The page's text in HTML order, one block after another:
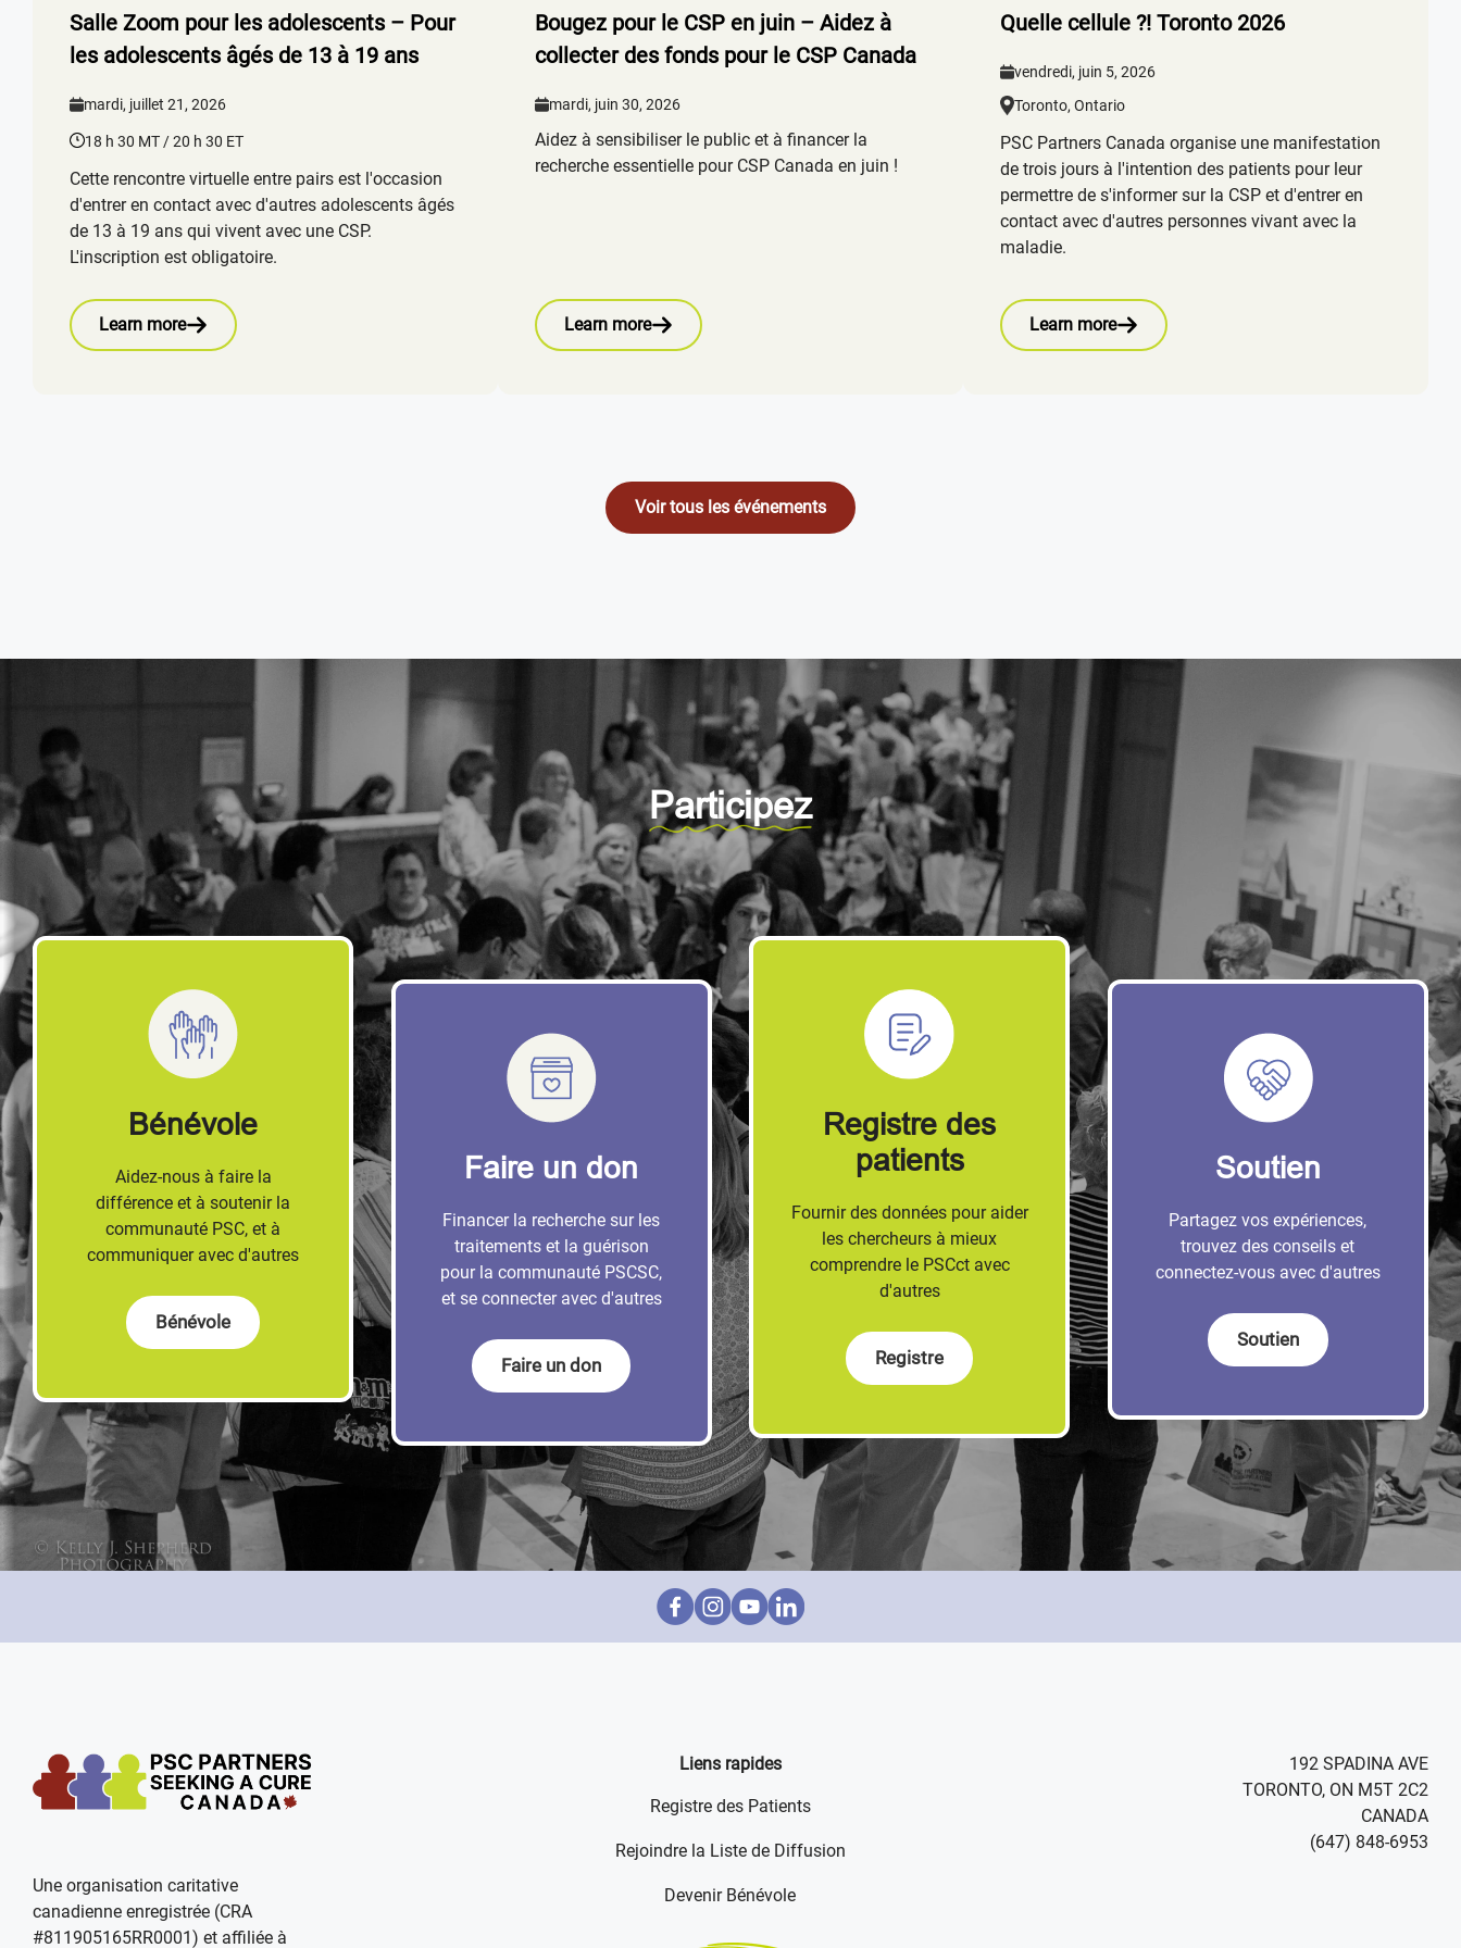
Salle Zoom pour les adolescents – Pour
les adolescents âgés de 13 à 19 ans
mardi, juillet 21, 2026
18 h 30 MT / 20 h 30 ET
Cette rencontre virtuelle entre pairs est l'occasion
d'entrer en contact avec d'autres adolescents âgés
de 13 à 19 ans qui vivent avec une CSP.
L'inscription est obligatoire.
Learn more
Bougez pour le CSP en juin – Aidez à
collecter des fonds pour le CSP Canada
mardi, juin 30, 2026
Aidez à sensibiliser le public et à financer la
recherche essentielle pour CSP Canada en juin !
Learn more
Quelle cellule ?! Toronto 2026
vendredi, juin 5, 2026
Toronto, Ontario
PSC Partners Canada organise une manifestation
de trois jours à l'intention des patients pour leur
permettre de s'informer sur la CSP et d'entrer en
contact avec d'autres personnes vivant avec la
maladie.
Learn more
Voir tous les événements
Participez
Bénévole
Aidez-nous à faire la
différence et à soutenir la
communauté PSC, et à
communiquer avec d'autres
Bénévole
Faire un don
Financer la recherche sur les
traitements et la guérison
pour la communauté PSCSC,
et se connecter avec d'autres
Faire un don
Registre des
patients
Fournir des données pour aider
les chercheurs à mieux
comprendre le PSCct avec
d'autres
Registre
Soutien
Partagez vos expériences,
trouvez des conseils et
connectez-vous avec d'autres
Soutien
Une organisation caritative
canadienne enregistrée (CRA
#811905165RR0001) et affiliée à
Liens rapides
Registre des Patients
Rejoindre la Liste de Diffusion
Devenir Bénévole
192 SPADINA AVE
TORONTO, ON M5T 2C2
CANADA
(647) 848-6953